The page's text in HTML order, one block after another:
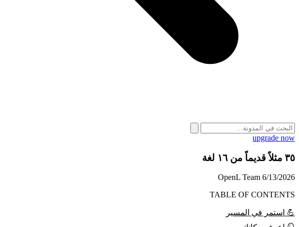
upgrade now
٣٥ مثلاً قديماً من ١٦ لغة
OpenL Team 6/13/2026
TABLE OF CONTENTS
💪 استمر في المسير